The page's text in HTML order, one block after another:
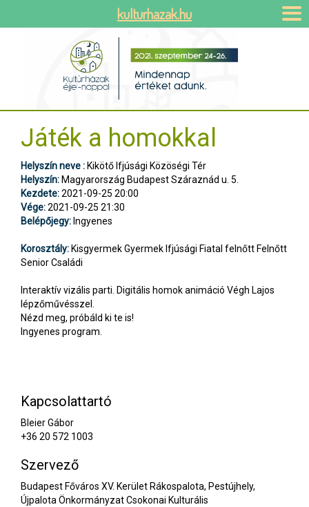
Játék a homokkal
Helyszín neve : Kikötő Ifjúsági Közöségi Tér
Helyszín: Magyarország Budapest Száraznád u. 5.
Kezdete:2021-09-25 20:00
Vége:2021-09-25 21:30
Belépőjegy: Ingyenes
Korosztály: Kisgyermek Gyermek Ifjúsági Fiatal felnőtt Felnőtt
Senior Családi
Interaktív vizális parti. Digitális homok animáció Végh Lajos
lépzőművésszel.
Nézd meg, próbáld ki te is!
Ingyenes program.
Kapcsolattartó
Bleier Gábor
+36 20 572 1003
Szervező
Budapest Főváros XV. Kerület Rákospalota, Pestújhely,
Újpalota Önkormányzat Csokonai Kulturális
kulturhazak.hu